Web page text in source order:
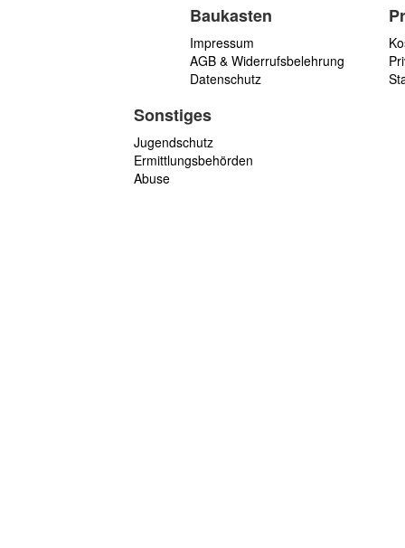
Baukasten
Impressum
AGB & Widerrufsbelehrung
Datenschutz
Sonstiges
Jugendschutz
Ermittlungsbehörden
Abuse